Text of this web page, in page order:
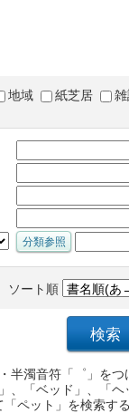
地域 紙芝居
ソート順
半濁音符「゜」を
、「ベッド」、「
「ペット」を検索